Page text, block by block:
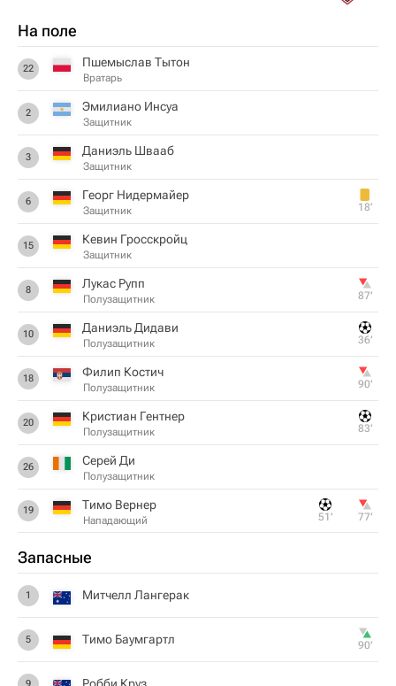
На поле
22 Пшемыслав Тытон
Вратарь
2 Эмилиано Инсуа
Защитник
3 Даниэль Швааб
Защитник
6 Георг Нидермайер
Защитник 18‎’‎
15 Кевин Гросскройц
Защитник
8 Лукас Рупп
Полузащитник 87‎’‎
10 Даниэль Дидави
Полузащитник 36‎’‎
18 Филип Костич
Полузащитник 90‎’‎
20 Кристиан Гентнер
Полузащитник 83‎’‎
26 Серей Ди
Полузащитник
19 Тимо Вернер
Нападающий 51‎’‎ 77‎’‎
Запасные
1 Митчелл Лангерак
5 Тимо Баумгартл 90‎’‎
9